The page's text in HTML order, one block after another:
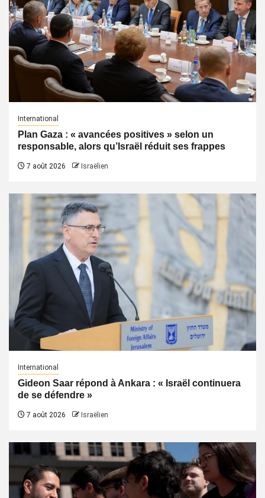
International
Plan Gaza : « avancées positives » selon un
responsable, alors qu’Israël réduit ses frappes
7 août 2026 Israëlien
International
Gideon Saar répond à Ankara : « Israël continuera
de se défendre »
7 août 2026 Israëlien